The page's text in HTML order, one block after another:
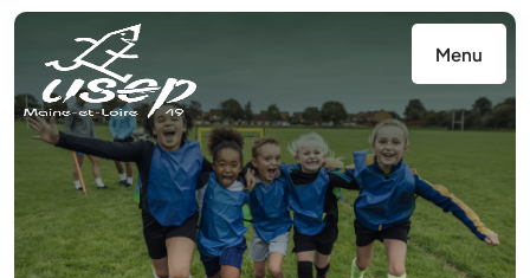
Menu
Panneau de gestion des cookies